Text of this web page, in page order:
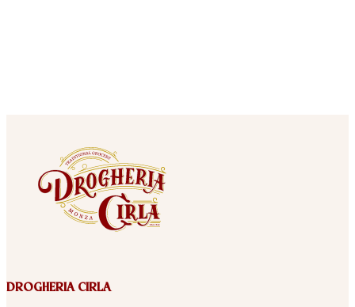
DROGHERIA CIRLA